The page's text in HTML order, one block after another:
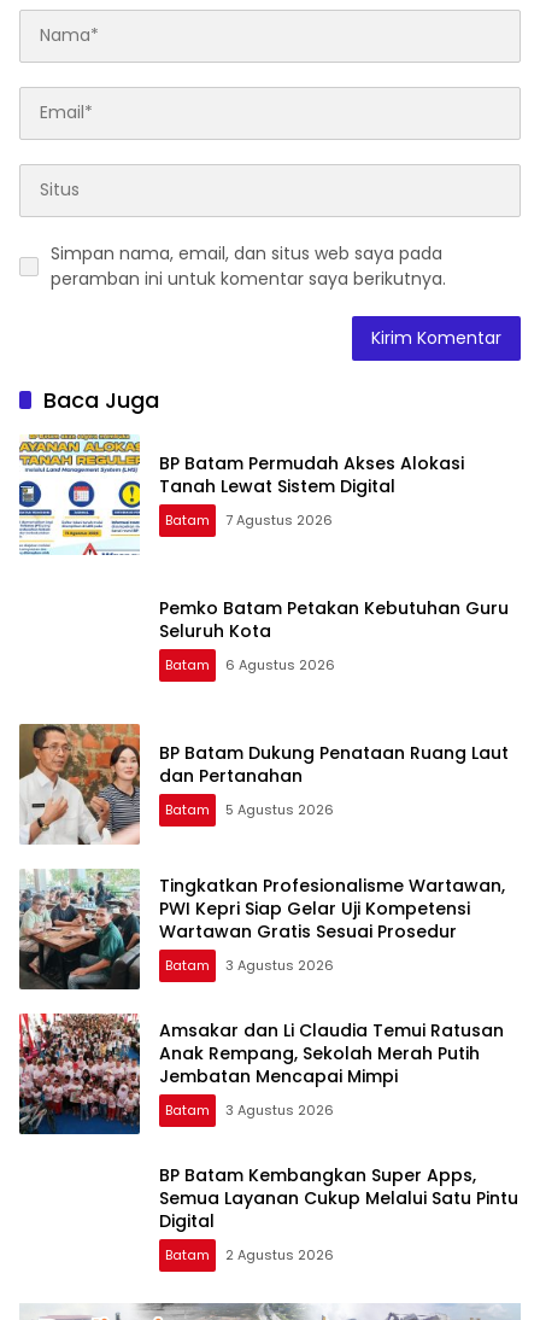
Simpan nama, email, dan situs web saya pada
peramban ini untuk komentar saya berikutnya.
Baca Juga
BP Batam Permudah Akses Alokasi
Tanah Lewat Sistem Digital
Batam 7 Agustus 2026
Pemko Batam Petakan Kebutuhan Guru
Seluruh Kota
Batam 6 Agustus 2026
BP Batam Dukung Penataan Ruang Laut
dan Pertanahan
Batam 5 Agustus 2026
Tingkatkan Profesionalisme Wartawan,
PWI Kepri Siap Gelar Uji Kompetensi
Wartawan Gratis Sesuai Prosedur
Batam 3 Agustus 2026
Amsakar dan Li Claudia Temui Ratusan
Anak Rempang, Sekolah Merah Putih
Jembatan Mencapai Mimpi
Batam 3 Agustus 2026
BP Batam Kembangkan Super Apps,
Semua Layanan Cukup Melalui Satu Pintu
Digital
Batam 2 Agustus 2026